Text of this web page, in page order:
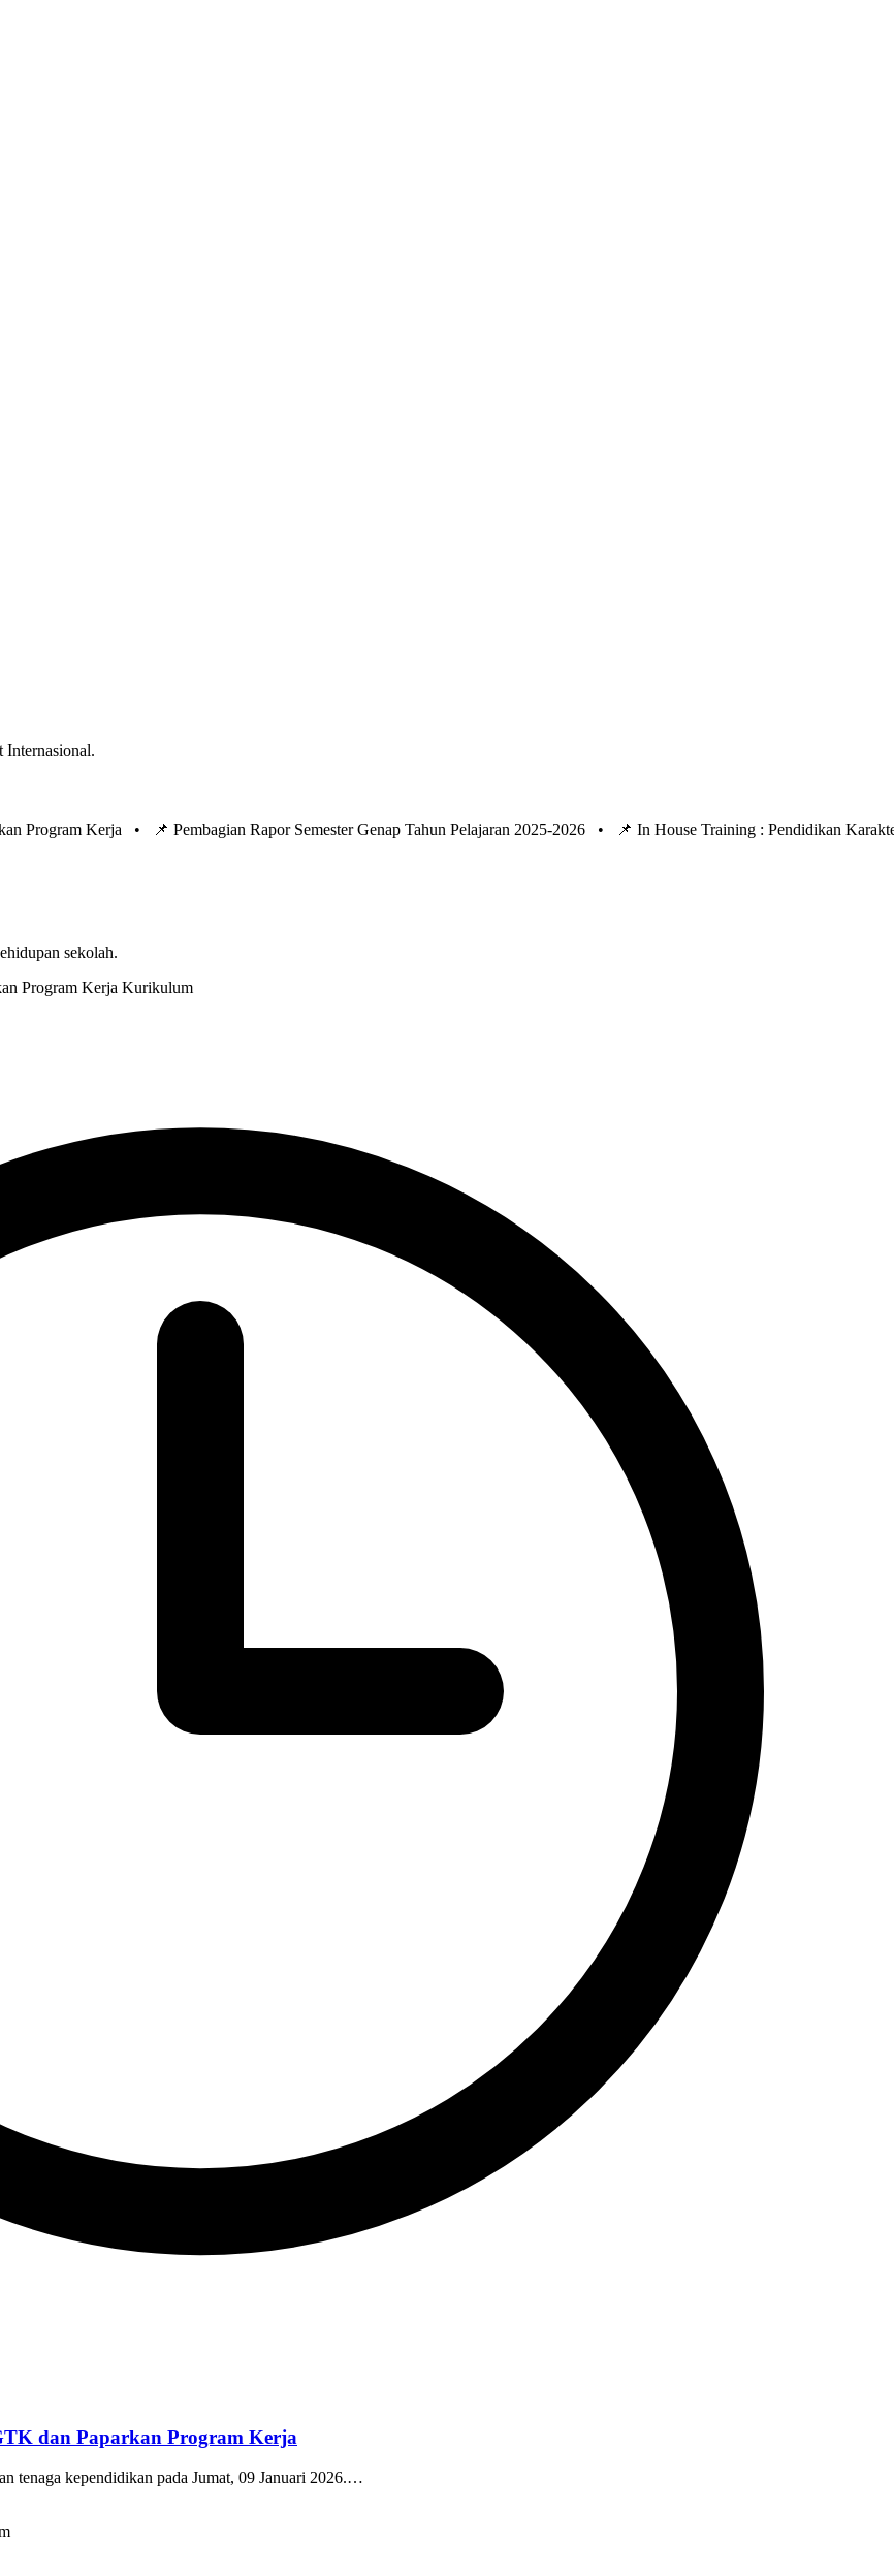
Internasional.
Program Kerja •
📌 Pembagian Rapor Semester Genap Tahun Pelajaran 2025-2026 •
📌 In House Training : Pendidikan
sekolah.
Kurikulum
dan Paparkan Program Kerja
tenaga kependidikan pada Jumat, 09 Januari 2026.…